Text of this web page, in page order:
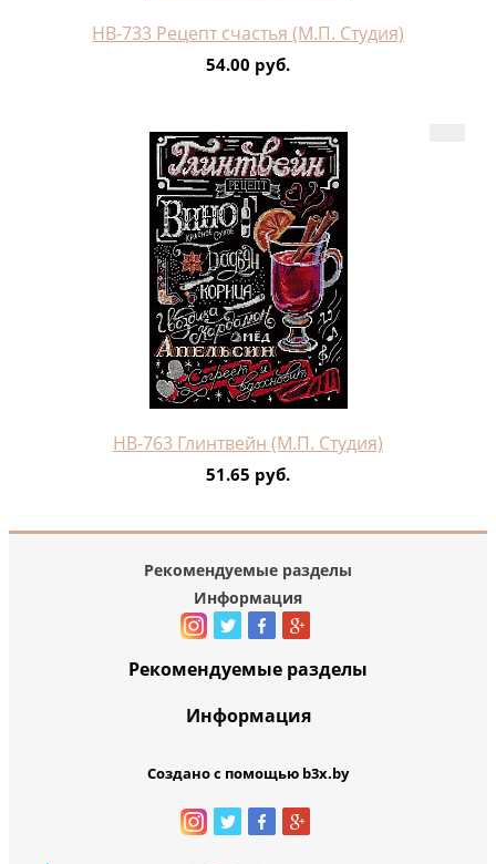
НВ-733 Рецепт счастья (М.П. Студия)
54.00 руб.
НВ-763 Глинтвейн (М.П. Студия)
51.65 руб.
Рекомендуемые разделы
Информация
Рекомендуемые разделы
Информация
Создано с помощью b3x.by